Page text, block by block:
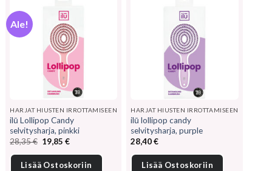
Ale!
HARJAT HIUSTEN IRROTTAMISEEN
ilū Lollipop Candy
selvitysharja, pinkki
28,35€ Alkuperäinen
hinta
oli:
28,35 €.
19,85€Nykyinen
on:
19,85 €.
Lisää Ostoskoriin
HARJAT HIUSTEN IRROTTAMISEEN
ilū lollipop candy
selvitysharja, purple
28,40€
Lisää Ostoskoriin